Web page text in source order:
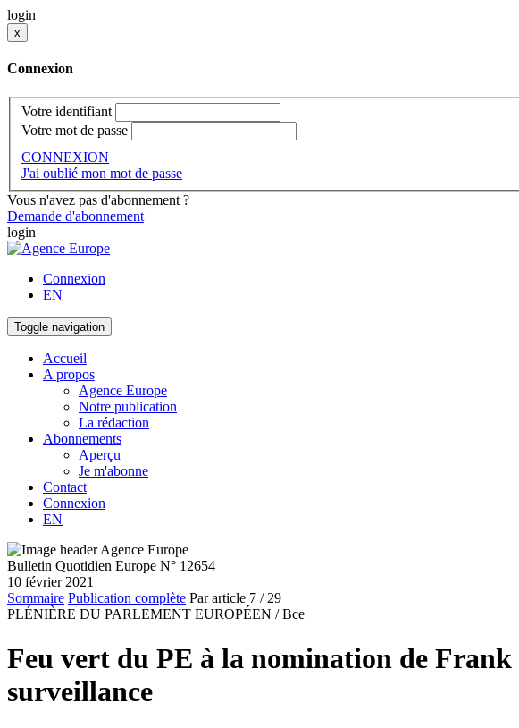
login
x
Connexion
Votre identifiant
Votre mot de passe
CONNEXION
J'ai oublié mon mot de passe
Vous n'avez pas d'abonnement ?
Demande d'abonnement
login
Connexion
EN
Toggle navigation
Accueil
A propos
Agence Europe
Notre publication
La rédaction
Abonnements
Aperçu
Je m'abonne
Contact
Connexion
EN
Bulletin Quotidien Europe N° 12654
10 février 2021
Sommaire Publication complète Par article 7 / 29
PLÉNIÈRE DU PARLEMENT EUROPÉEN / Bce
Feu vert du PE à la nomination de
surveillance